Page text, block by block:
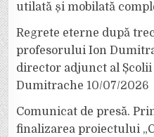
utilată și mobilată
Regrete eterne după
profesorului Ion
director adjunct al
Dumitrache 10/07/2026
Comunicat de presă.
finalizarea proiectului